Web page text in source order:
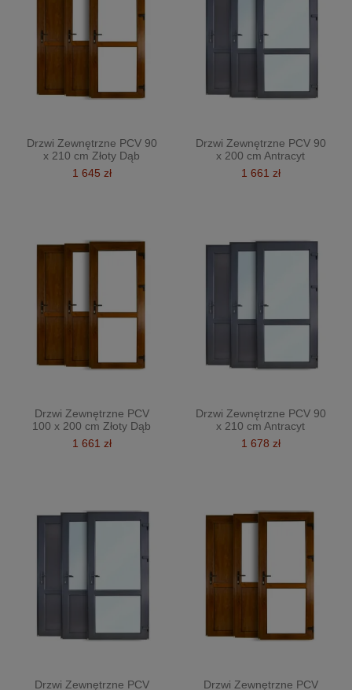
Drzwi Zewnętrzne PCV 90
x 210 cm Złoty Dąb
1 645 zł
Drzwi Zewnętrzne PCV 90
x 200 cm Antracyt
1 661 zł
Drzwi Zewnętrzne PCV
100 x 200 cm Złoty Dąb
1 661 zł
Drzwi Zewnętrzne PCV 90
x 210 cm Antracyt
1 678 zł
Drzwi Zewnętrzne PCV Drzwi Zewnętrzne PCV